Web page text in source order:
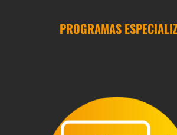
PROGRAMAS